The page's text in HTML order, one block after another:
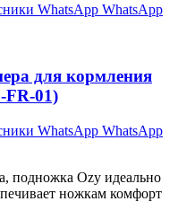
WhatsApp WhatsApp
для кормления
FR-01)
WhatsApp WhatsApp
подножка Ozy идеально
ножкам комфорт